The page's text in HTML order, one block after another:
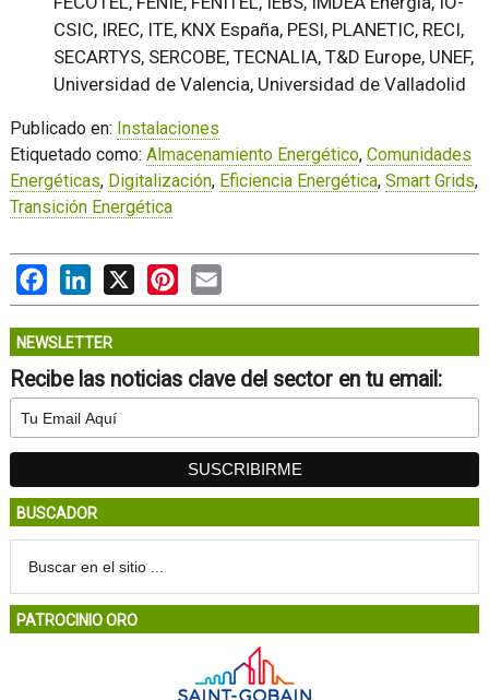
CSIC, IREC, ITE, KNX España, PESI, PLANETIC, RECI,
SECARTYS, SERCOBE, TECNALIA, T&D Europe, UNEF,
Universidad de Valencia, Universidad de Valladolid
Publicado en: Instalaciones
Etiquetado como: Almacenamiento Energético, Comunidades
Energéticas, Digitalización, Eficiencia Energética, Smart Grids,
Transición Energética
FacebookLinkedIn
X PinterestEmail
NEWSLETTER
Recibe las noticias clave del sector en tu email:
BUSCADOR
PATROCINIO ORO